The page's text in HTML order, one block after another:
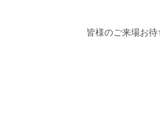
皆様のご来場お